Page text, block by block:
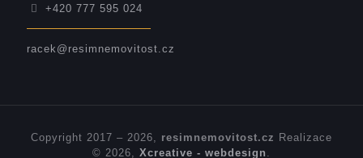
+420 777 595 024
racek@resimnemovitost.cz
Copyright 2017 – 2026, resimnemovitost.cz Realizace
© 2026, Xcreative - webdesign .